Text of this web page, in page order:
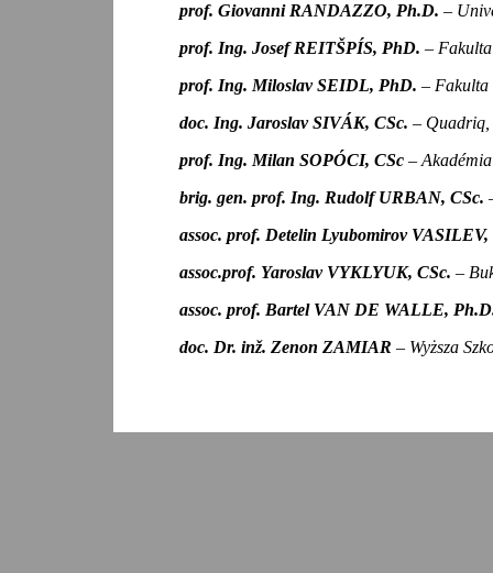
prof. Giovanni RANDAZZO, Ph.D. –
prof. Ing. Josef REITŠPÍS, PhD. –
prof. Ing. Miloslav SEIDL, PhD. – Fakulta
doc. Ing. Jaroslav SIVÁK, CSc. – Quadriq,
prof. Ing. Milan SOPÓCI, CSc –
brig. gen. prof. Ing. Rudolf URBAN, CSc.
assoc. prof. Detelin Lyubomirov
assoc.prof. Yaroslav VYKLYUK, CSc. –
assoc. prof. Bartel VAN DE WALLE,
doc. Dr. inž. Zenon ZAMIAR – Wyższa